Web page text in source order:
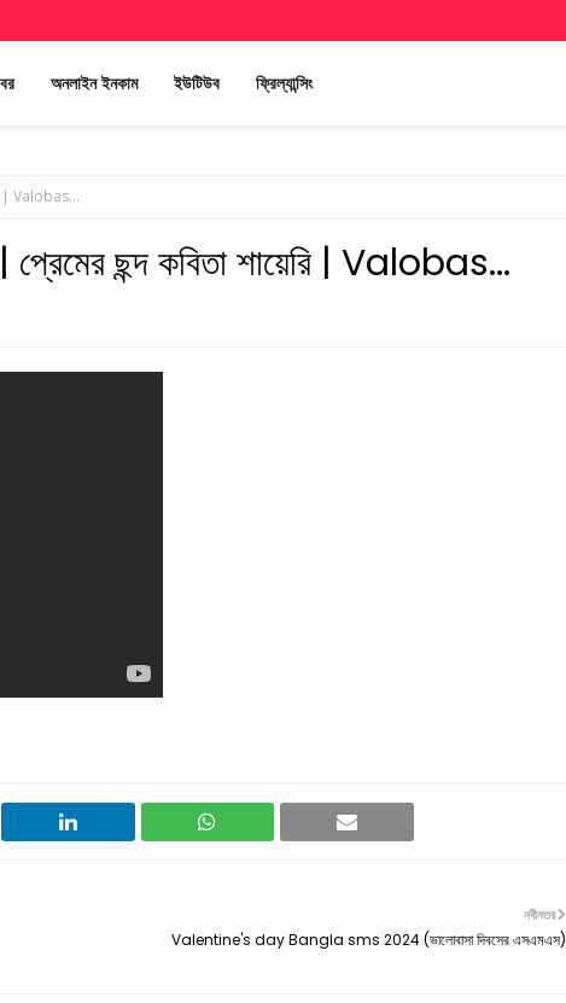
অনলাইন ইনকাম ইউটিউব ফ্রিল্যান্সিং
| Valobas...
| প্রেমের ছন্দ কবিতা শায়েরি | Valobas...
নবীনতর
Valentine's day Bangla sms 2024 (ভালোবাসা দিবসের এসএমএস)